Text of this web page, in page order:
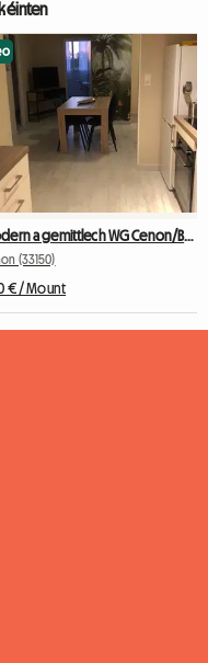
Modern a gemittlech WG Cenon/Bastide – 2 Zëmmer fräi
(33150)
€ / Mount